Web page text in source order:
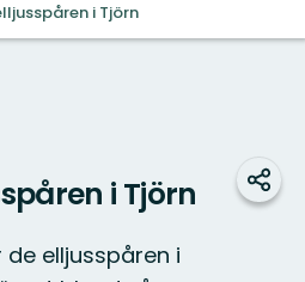
i Tjörn
i Tjörn
elljusspåren i